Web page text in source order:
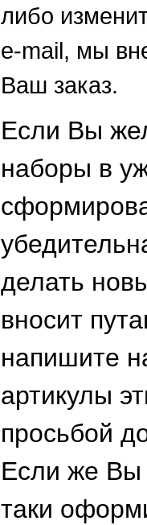
либо
e-mail, мы
Ваш заказ.
Если Вы
наборы в
делать
вносит
напишите
артикулы
просьбой
Если же Вы
таки